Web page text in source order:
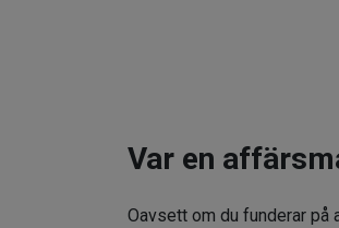
Var en
Oavsett om du funderar